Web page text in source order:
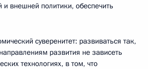
и внешней политики, обеспечить
суверенитет: развиваться так,
развития не зависеть
технологиях, в том, что